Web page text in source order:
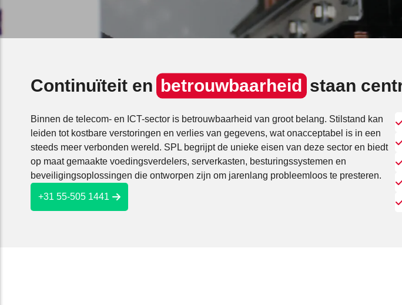
Continuïteit en betrouwbaarheid staan
Binnen de telecom- en ICT-sector is betrouwbaarheid van groot belang. Stilstand kan
leiden tot kostbare verstoringen en verlies van gegevens, wat onacceptabel is in een
steeds meer verbonden wereld. SPL begrijpt de unieke eisen van deze sector en biedt
op maat gemaakte voedingsverdelers, serverkasten, besturingssystemen en
beveiligingsoplossingen die ontworpen zijn om jarenlang probleemloos te presteren.
+31 55-505 1441